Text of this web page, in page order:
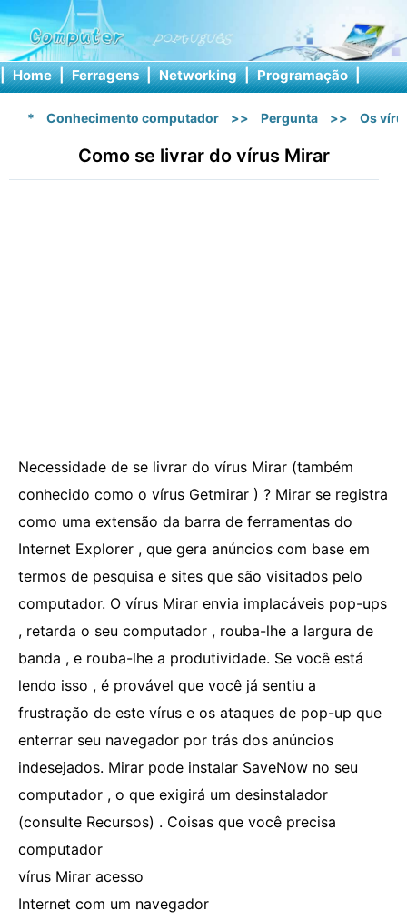
| Home | Ferragens | Networking | Programação |
* Conhecimento computador >> Pergunta >> Os
Como se livrar do vírus Mirar
Necessidade de se livrar do vírus Mirar (também
conhecido como o vírus Getmirar ) ? Mirar se registra
como uma extensão da barra de ferramentas do
Internet Explorer , que gera anúncios com base em
termos de pesquisa e sites que são visitados pelo
computador. O vírus Mirar envia implacáveis ​​pop-ups
, retarda o seu computador , rouba-lhe a largura de
banda , e rouba-lhe a produtividade. Se você está
lendo isso , é provável que você já sentiu a
frustração de este vírus e os ataques de pop-up que
enterrar seu navegador por trás dos anúncios
indesejados. Mirar pode instalar SaveNow no seu
computador , o que exigirá um desinstalador
(consulte Recursos) . Coisas que você precisa
computador
vírus Mirar acesso
Internet com um navegador